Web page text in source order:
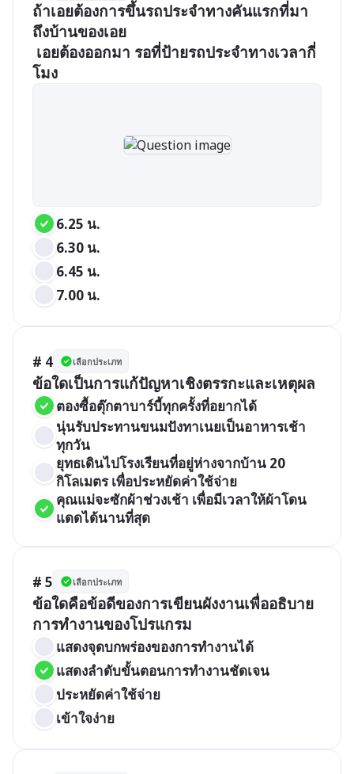
ถ้าเอยต้องการขึ้นรถประจำทางคันแรกที่มา
ถึงบ้านของเอย
โมง
6.25 น.
6.30 น.
6.45 น.
7.00 น.
# 4 เลือกประเภท
ข้อใดเป็นการแก้ปัญหาเชิงตรรกะและเหตุผล
ตองซื้อตุ๊กตาบาร์บี้ทุกครั้งที่อยากได้
นุ่นรับประทานขนมปังทาเนยเป็นอาหารเช้า
ทุกวัน
ยุทธเดินไปโรงเรียนที่อยู่ห่างจากบ้าน 20
กิโลเมตร เพื่อประหยัดค่าใช้จ่าย
คุณแม่จะซักผ้าช่วงเช้า เพื่อมีเวลาให้ผ้าโดน
แดดได้นานที่สุด
# 5 เลือกประเภท
ข้อใดคือข้อดีของการเขียนผังงานเพื่ออธิบาย
การทำงานของโปรแกรม
แสดงจุดบกพร่องของการทำงานได้
แสดงลำดับขั้นตอนการทำงานชัดเจน
ประหยัดค่าใช้จ่าย
เข้าใจง่าย